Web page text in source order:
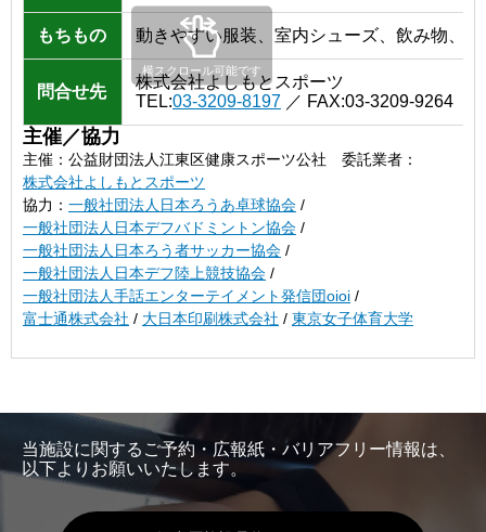
もちもの 動きやすい服装、室内シューズ、飲み物、
問合せ先
株式会社よしもとスポーツ
TEL:03-3209-8197 ／ FAX:03-3209-9264
ご参加にあたって
横スクロール可能です
主催／協力
主催：公益財団法人江東区健康スポーツ公社 委託業者：
株式会社よしもとスポーツ
協力： 一般社団法人日本ろうあ卓球協会 /
一般社団法人日本デフバドミントン協会 /
一般社団法人日本ろう者サッカー協会 /
一般社団法人日本デフ陸上競技協会 /
一般社団法人手話エンターテイメント発信団oioi /
富士通株式会社 / 大日本印刷株式会社 / 東京女子体育大学
当施設に関するご予約・広報紙・バリアフリー情報は、
以下よりお願いいたします。